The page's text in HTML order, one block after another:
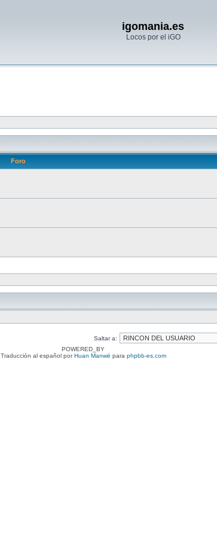
igomania.es
Locos por el iGO
Foro
Saltar a:
POWERED_BY
Traducción al español porHuan Manwë para phpbb-es.com